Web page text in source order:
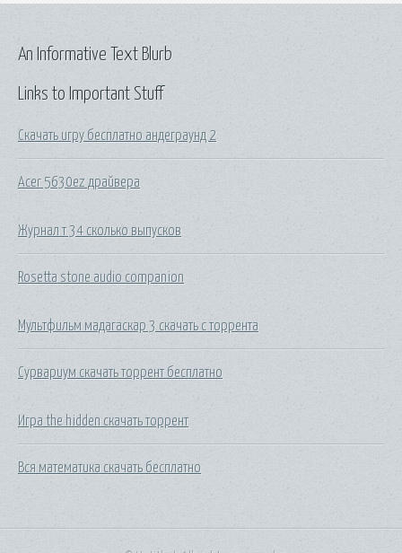
Links to Important Stuff
Скачать игру бесплатно андеграунд 2
Acer 5630ez драйвера
Журнал т 34 сколько выпусков
Rosetta stone audio companion
Мультфильм мадагаскар 3 скачать с торрента
Сурвариум скачать торрент бесплатно
Игра the hidden скачать торрент
Вся математика скачать бесплатно
An Informative Text Blurb